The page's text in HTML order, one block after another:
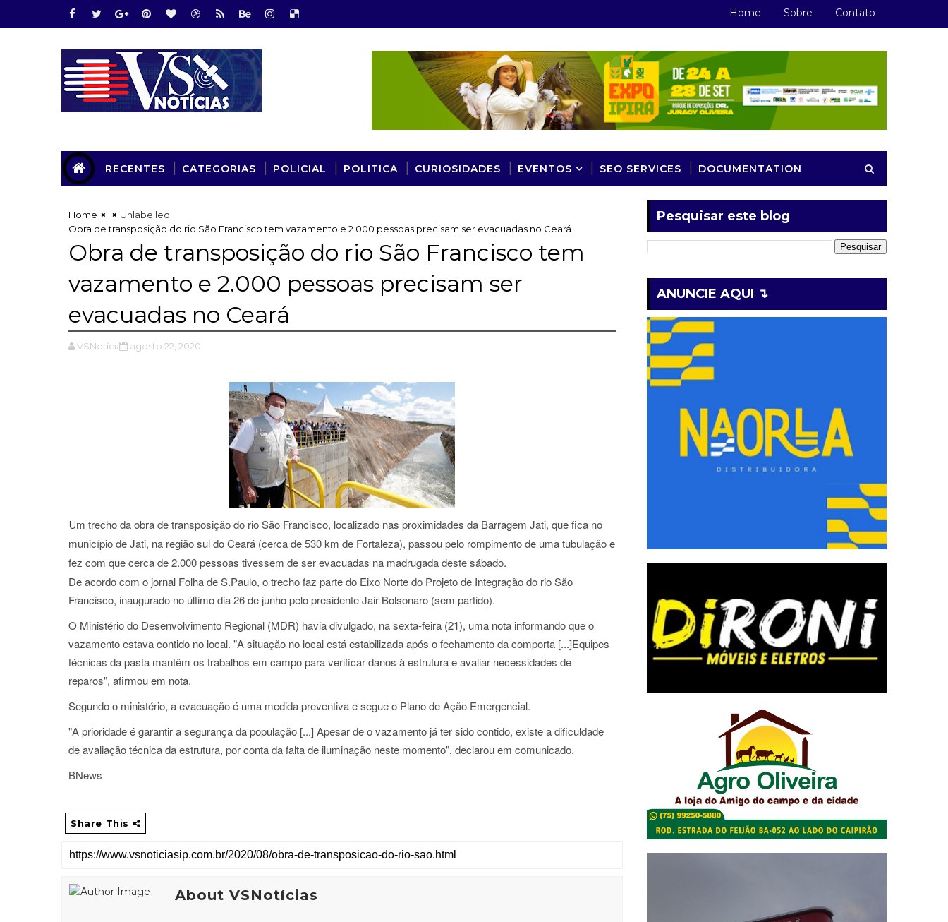
Home Sobre Contato
RECENTES CATEGORIAS POLICIAL POLITICA CURIOSIDADES EVENTOS SEO SERVICES DOCUMENTATION
Home
Unlabelled
Obra de transposição do rio São Francisco tem vazamento e 2.000 pessoas precisam ser evacuadas no Ceará
Obra de transposição do rio São Francisco tem
vazamento e 2.000 pessoas precisam ser
evacuadas no Ceará
VSNotícias agosto 22, 2020
Um trecho da obra de transposição do rio São Francisco, localizado nas proximidades da Barragem Jati, que fica no
município de Jati, na região sul do Ceará (cerca de 530 km de Fortaleza), passou pelo rompimento de uma tubulação e
fez com que cerca de 2.000 pessoas tivessem de ser evacuadas na madrugada deste sábado.
De acordo com o jornal Folha de S.Paulo, o trecho faz parte do Eixo Norte do Projeto de Integração do rio São
Francisco, inaugurado no último dia 26 de junho pelo presidente Jair Bolsonaro (sem partido).
O Ministério do Desenvolvimento Regional (MDR) havia divulgado, na sexta-feira (21), uma nota informando que o
vazamento estava contido no local. "A situação no local está estabilizada após o fechamento da comporta [...]Equipes
técnicas da pasta mantêm os trabalhos em campo para verificar danos à estrutura e avaliar necessidades de
reparos", afirmou em nota.
Segundo o ministério, a evacuação é uma medida preventiva e segue o Plano de Ação Emergencial.
"A prioridade é garantir a segurança da população [...] Apesar de o vazamento já ter sido contido, existe a dificuldade
de avaliação técnica da estrutura, por conta da falta de iluminação neste momento", declarou em comunicado.
BNews
Share This
About VSNotícias
Pesquisar este blog
ANUNCIE AQUI ↴